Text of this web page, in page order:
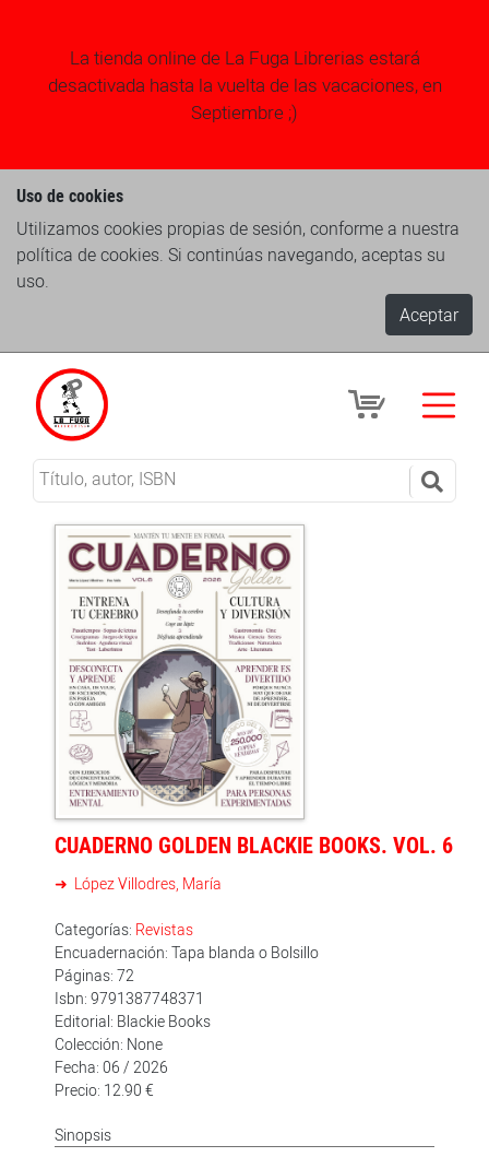
La tienda online de La Fuga Librerias estará
desactivada hasta la vuelta de las vacaciones, en
Septiembre ;)
Uso de cookies
Utilizamos cookies propias de sesión, conforme a nuestra
política de cookies. Si continúas navegando, aceptas su
uso.
Aceptar
CUADERNO GOLDEN BLACKIE BOOKS. VOL. 6
López Villodres, María
Categorías: Revistas
Encuadernación: Tapa blanda o Bolsillo
Páginas: 72
Isbn: 9791387748371
Editorial: Blackie Books
Colección: None
Fecha: 06 / 2026
Precio: 12.90 €
Sinopsis